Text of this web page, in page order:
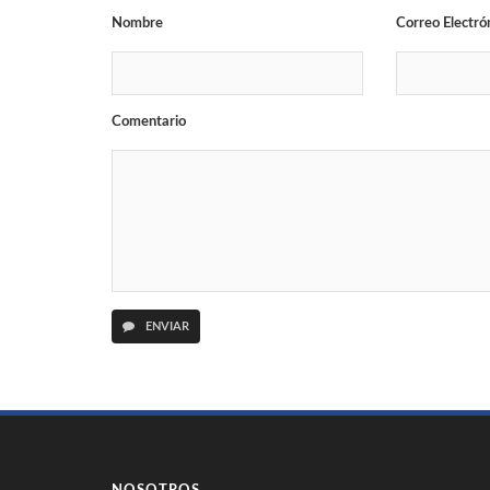
Nombre Correo
Comentario
ENVIAR